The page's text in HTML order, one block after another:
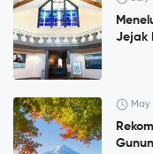
Jejak
May